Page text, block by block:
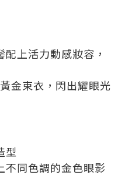
上活力動感妝容，
金束衣，閃出耀眼光
型
不同色調的金色眼影